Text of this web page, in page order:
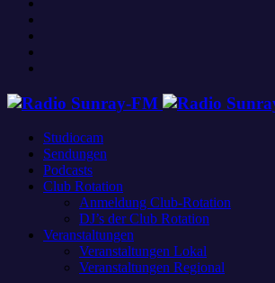
Studiocam
Sendungen
Podcasts
Club Rotation
Anmeldung Club-Rotation
DJ’s der Club Rotation
Veranstaltungen
Veranstaltungen Lokal
Veranstaltungen Regional